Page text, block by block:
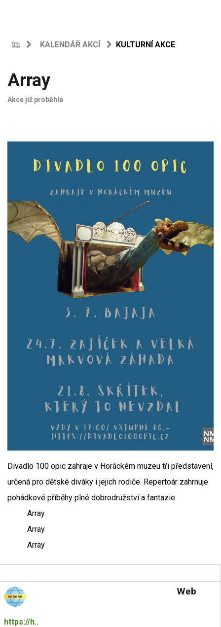
KALENDÁŘ AKCÍ KULTURNÍ AKCE
Array
Akce již proběhla
Divadlo 100 opic zahraje v Horáckém muzeu tři představení,
určená pro dětské diváky i jejich rodiče. Repertoár zahrnuje
pohádkové příběhy plné dobrodružství a fantazie.
Array
Array
Array
Web
https://h..